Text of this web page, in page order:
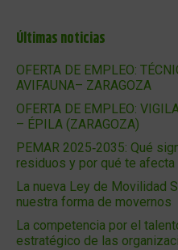
Últimas noticias
OFERTA DE EMPLEO:
AVIFAUNA– ZARAGOZA
OFERTA DE EMPLEO:
– ÉPILA (ZARAGOZA)
PEMAR 2025‑2035: Qué
residuos y por qué te
La nueva Ley de Movilidad
nuestra forma de movernos
La competencia por el
estratégico de las